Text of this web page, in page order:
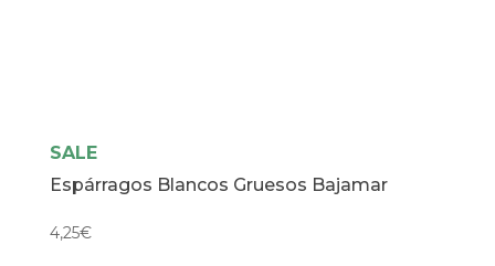
SALE
Espárragos Blancos Gruesos Bajamar
4,25€